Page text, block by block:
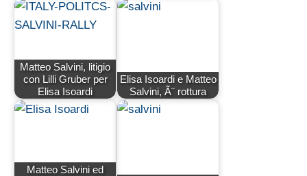
Matteo Salvini, litigio
con Lilli Gruber per
Elisa Isoardi
Elisa Isoardi e Matteo
Salvini, Ã¨ rottura
Matteo Salvini ed